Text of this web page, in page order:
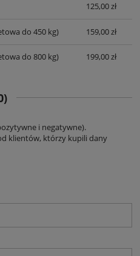
125,00 zł
do 450 kg) 159,00 zł
do 800 kg) 199,00 zł
i negatywne).
klientów, którzy kupili dany